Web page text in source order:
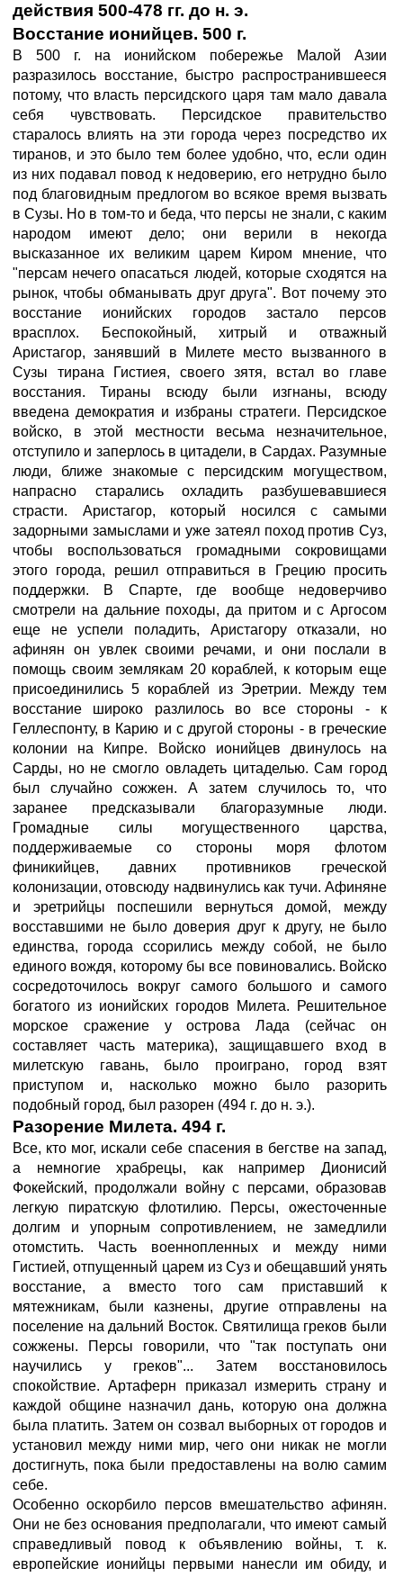
действия 500-478 гг. до н. э.
Восстание ионийцев. 500 г.
В 500 г. на ионийском побережье Малой Азии
разразилось восстание, быстро распространившееся
потому, что власть персидского царя там мало давала
себя чувствовать. Персидское правительство
старалось влиять на эти города через посредство их
тиранов, и это было тем более удобно, что, если один
из них подавал повод к недоверию, его нетрудно было
под благовидным предлогом во всякое время вызвать
в Сузы. Но в том-то и беда, что персы не знали, с каким
народом имеют дело; они верили в некогда
высказанное их великим царем Киром мнение, что
"персам нечего опасаться людей, которые сходятся на
рынок, чтобы обманывать друг друга". Вот почему это
восстание ионийских городов застало персов
врасплох. Беспокойный, хитрый и отважный
Аристагор, занявший в Милете место вызванного в
Сузы тирана Гистиея, своего зятя, встал во главе
восстания. Тираны всюду были изгнаны, всюду
введена демократия и избраны стратеги. Персидское
войско, в этой местности весьма незначительное,
отступило и заперлось в цитадели, в Сардах. Разумные
люди, ближе знакомые с персидским могуществом,
напрасно старались охладить разбушевавшиеся
страсти. Аристагор, который носился с самыми
задорными замыслами и уже затеял поход против Суз,
чтобы воспользоваться громадными сокровищами
этого города, решил отправиться в Грецию просить
поддержки. В Спарте, где вообще недоверчиво
смотрели на дальние походы, да притом и с Аргосом
еще не успели поладить, Аристагору отказали, но
афинян он увлек своими речами, и они послали в
помощь своим землякам 20 кораблей, к которым еще
присоединились 5 кораблей из Эретрии. Между тем
восстание широко разлилось во все стороны - к
Геллеспонту, в Карию и с другой стороны - в греческие
колонии на Кипре. Войско ионийцев двинулось на
Сарды, но не смогло овладеть цитаделью. Сам город
был случайно сожжен. А затем случилось то, что
заранее предсказывали благоразумные люди.
Громадные силы могущественного царства,
поддерживаемые со стороны моря флотом
финикийцев, давних противников греческой
колонизации, отовсюду надвинулись как тучи. Афиняне
и эретрийцы поспешили вернуться домой, между
восставшими не было доверия друг к другу, не было
единства, города ссорились между собой, не было
единого вождя, которому бы все повиновались. Войско
сосредоточилось вокруг самого большого и самого
богатого из ионийских городов Милета. Решительное
морское сражение у острова Лада (сейчас он
составляет часть материка), защищавшего вход в
милетскую гавань, было проиграно, город взят
приступом и, насколько можно было разорить
подобный город, был разорен (494 г. до н. э.).
Разорение Милета. 494 г.
Все, кто мог, искали себе спасения в бегстве на запад,
а немногие храбрецы, как например Дионисий
Фокейский, продолжали войну с персами, образовав
легкую пиратскую флотилию. Персы, ожесточенные
долгим и упорным сопротивлением, не замедлили
отомстить. Часть военнопленных и между ними
Гистией, отпущенный царем из Суз и обещавший унять
восстание, а вместо того сам приставший к
мятежникам, были казнены, другие отправлены на
поселение на дальний Восток. Святилища греков были
сожжены. Персы говорили, что "так поступать они
научились у греков"... Затем восстановилось
спокойствие. Артаферн приказал измерить страну и
каждой общине назначил дань, которую она должна
была платить. Затем он созвал выборных от городов и
установил между ними мир, чего они никак не могли
достигнуть, пока были предоставлены на волю самим
себе.
Особенно оскорбило персов вмешательство афинян.
Они не без основания предполагали, что имеют самый
справедливый повод к объявлению войны, т. к.
европейские ионийцы первыми нанесли им обиду, и